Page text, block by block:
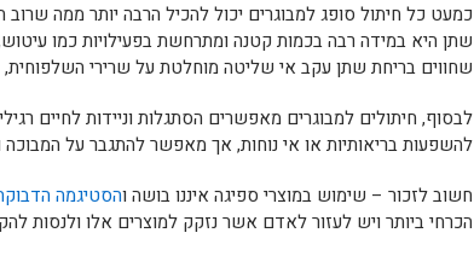
כמעט כל חיתול סופג למבוגרים יכול להכיל הרבה יותר ממה
שתן היא במידה רבה בכמות קטנה ומתרחשת בפעילויות כמו
שחווים בריחת שתן עקב אי שליטה מוחלטת על שרירי השלפוחית,
לבסוף, חיתולים למבוגרים מאפשרים הסתגלות וניידות לחיים
להשפעות בריאותיות או אי נוחות, אך מאפשר להתגבר על המבוכה
חשוב לזכור – שימוש במוצרי ספיגה איננו בושה והסטיגמה
הכרחי ביותר ויש לעזור לאדם אשר נזקק למוצרים אלו ולנסות